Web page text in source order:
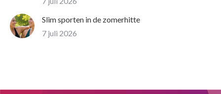
Slim sporten in de zomerhitte
7 juli 2026